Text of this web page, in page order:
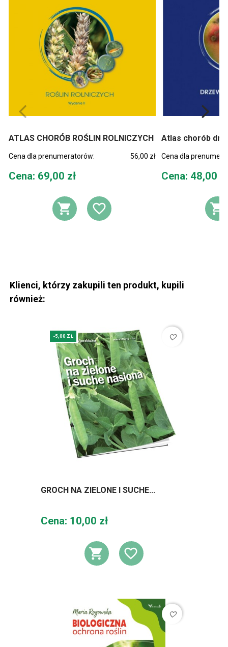
ATLAS CHORÓB ROŚLIN ROLNICZYCH
Cena dla prenumeratorów: 56,00 zł
Cena
Cena: 69,00 zł
DODAJ DO KOSZYKA
DODAJ DO
Atlas chorób
Cena dla
Cena
Cena: 48,00
Klienci, którzy zakupili ten produkt, kupili
również:
-5,00 ZŁ favorite_border
GROCH NA ZIELONE I SUCHE...
Cena
Cena: 10,00 zł
DODAJ DO
DODAJ DO
favorite_border